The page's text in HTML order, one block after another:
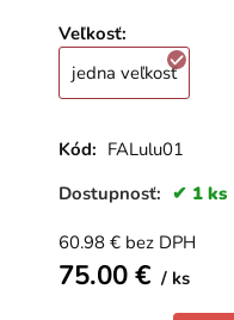
Veľkosť:
jedna veľkosť
Kód: FALulu01
Dostupnosť:
1 ks
60.98€ bez DPH
75.00€ ks